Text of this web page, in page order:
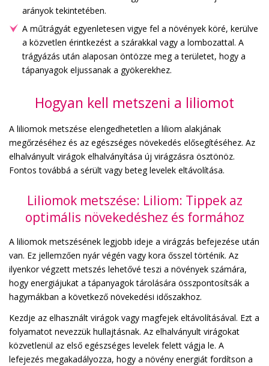
arányok tekintetében.
A műtrágyát egyenletesen vigye fel a növények köré, kerülve
a közvetlen érintkezést a szárakkal vagy a lombozattal. A
trágyázás után alaposan öntözze meg a területet, hogy a
tápanyagok eljussanak a gyökerekhez.
Hogyan kell metszeni a liliomot
A liliomok metszése elengedhetetlen a liliom alakjának
megőrzéséhez és az egészséges növekedés elősegítéséhez. Az
elhalványult virágok elhalványítása új virágzásra ösztönöz.
Fontos továbbá a sérült vagy beteg levelek eltávolítása.
Liliomok metszése: Liliom: Tippek az
optimális növekedéshez és formához
A liliomok metszésének legjobb ideje a virágzás befejezése után
van. Ez jellemzően nyár végén vagy kora ősszel történik. Az
ilyenkor végzett metszés lehetővé teszi a növények számára,
hogy energiájukat a tápanyagok tárolására összpontosítsák a
hagymákban a következő növekedési időszakhoz.
Kezdje az elhasznált virágok vagy magfejek eltávolításával. Ezt a
folyamatot nevezzük hullajtásnak. Az elhalványult virágokat
közvetlenül az első egészséges levelek felett vágja le. A
lefejezés megakadályozza, hogy a növény energiát fordítson a